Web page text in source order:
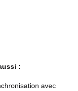
:
avec